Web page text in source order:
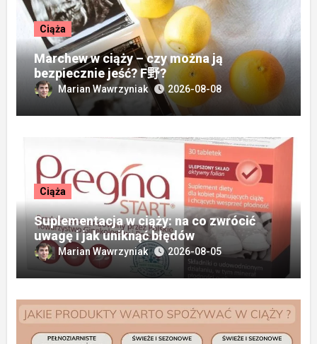
Ciąża
Marchew w ciąży – czy można ją
bezpiecznie jeść? F野?
Marian Wawrzyniak 2026-08-08
Ciąża
Suplementacja w ciąży: na co zwrócić
uwagę i jak uniknąć błędów
Marian Wawrzyniak 2026-08-05